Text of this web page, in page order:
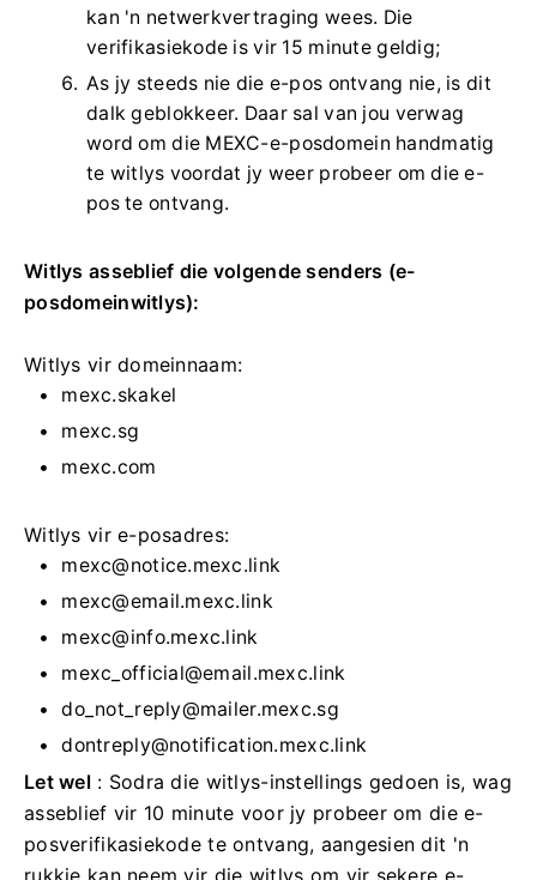
kan 'n netwerkvertraging wees. Die
verifikasiekode is vir 15 minute geldig;
As jy steeds nie die e-pos ontvang nie, is dit
dalk geblokkeer. Daar sal van jou verwag
word om die MEXC-e-posdomein handmatig
te witlys voordat jy weer probeer om die e-
pos te ontvang.
Witlys asseblief die volgende senders (e-
posdomeinwitlys):
Witlys vir domeinnaam:
mexc.skakel
mexc.sg
mexc.com
Witlys vir e-posadres:
mexc@notice.mexc.link
mexc@email.mexc.link
mexc@info.mexc.link
mexc_official@email.mexc.link
do_not_reply@mailer.mexc.sg
dontreply@notification.mexc.link
Let wel: Sodra die witlys-instellings gedoen is, wag
asseblief vir 10 minute voor jy probeer om die e-
posverifikasiekode te ontvang, aangesien dit 'n
rukkie kan neem vir die witlys om vir sekere e-